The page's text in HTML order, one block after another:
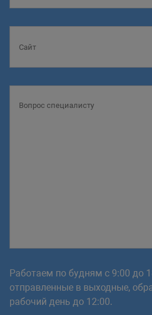
Работаем по будням с 9:00 до
отправленные в выходные,
рабочий день до 12:00.